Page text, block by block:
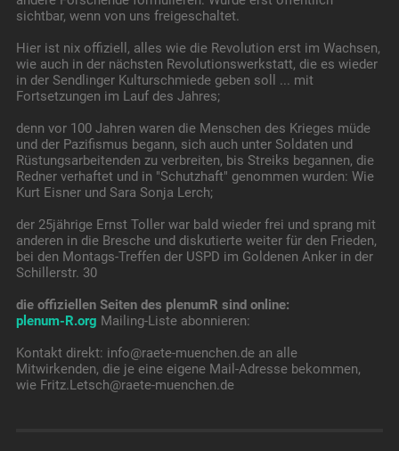
sichtbar, wenn von uns freigeschaltet.
Hier ist nix offiziell, alles wie die Revolution erst im Wachsen,
wie auch in der nächsten Revolutionswerkstatt, die es wieder
in der Sendlinger Kulturschmiede geben soll ... mit
Fortsetzungen im Lauf des Jahres;
denn vor 100 Jahren waren die Menschen des Krieges müde
und der Pazifismus begann, sich auch unter Soldaten und
Rüstungsarbeitenden zu verbreiten, bis Streiks begannen, die
Redner verhaftet und in "Schutzhaft" genommen wurden: Wie
Kurt Eisner und Sara Sonja Lerch;
der 25jährige Ernst Toller war bald wieder frei und sprang mit
anderen in die Bresche und diskutierte weiter für den Frieden,
bei den Montags-Treffen der USPD im Goldenen Anker in der
Schillerstr. 30
die offiziellen Seiten des plenumR sind online:
plenum-R.org Mailing-Liste abonnieren:
Kontakt direkt: info@raete-muenchen.de an alle
Mitwirkenden, die je eine eigene Mail-Adresse bekommen,
wie Fritz.Letsch@raete-muenchen.de